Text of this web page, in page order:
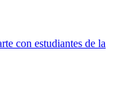
con estudiantes de la